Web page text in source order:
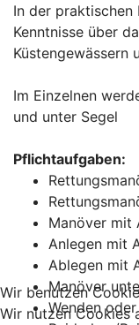
In der praktischen
Kenntnisse über
Küstengewässern
Im Einzelnen
und unter Segel
Pflichtaufgaben:
Manöver mit
Anlegen mit
Ablegen mit
Manöver
Wenden
Wir benutzen
Wir nutzen Cookies